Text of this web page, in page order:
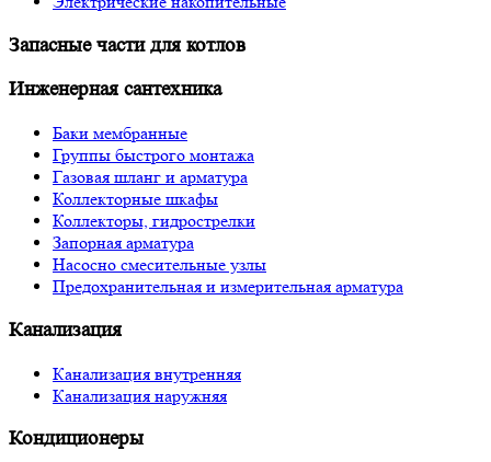
Запасные части для котлов
Инженерная сантехника
Баки мембранные
Группы быстрого монтажа
Газовая шланг и арматура
Коллекторные шкафы
Коллекторы, гидрострелки
Запорная арматура
Насосно смесительные узлы
Предохранительная и измерительная арматура
Канализация
Канализация внутренняя
Канализация наружняя
Кондиционеры